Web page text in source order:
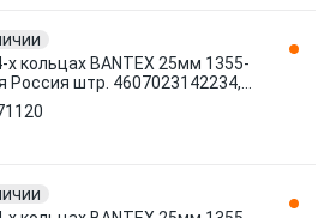
х кольцах BANTEX 25мм 1355-
Россия штр. 4607023142234,
871120